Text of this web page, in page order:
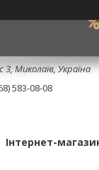
Миколаїв, Україна
583-08-08
Інтернет-